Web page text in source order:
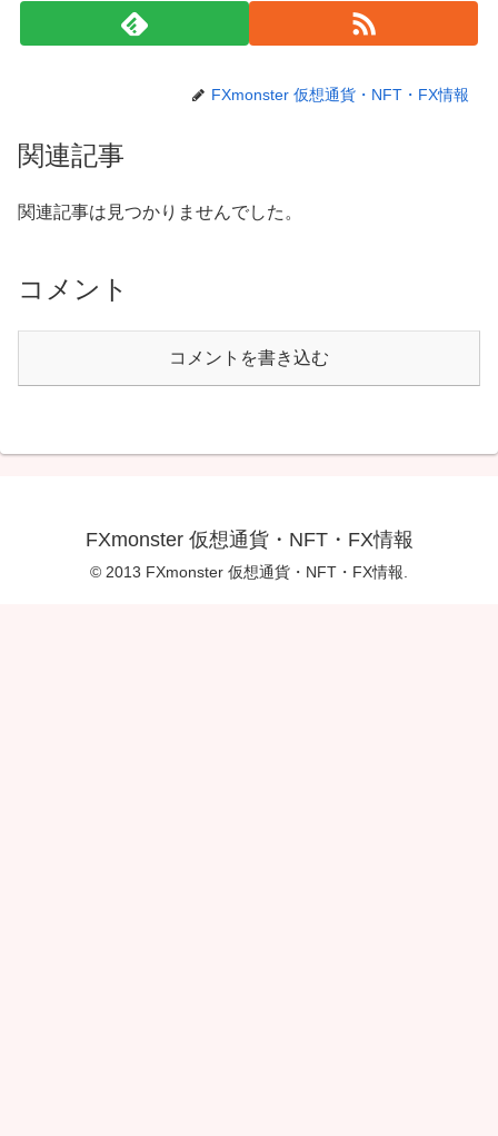
FXmonster 仮想通貨・NFT・FX情報
関連記事
関連記事は見つかりませんでした。
コメント
コメントを書き込む
FXmonster 仮想通貨・NFT・FX情報
© 2013 FXmonster 仮想通貨・NFT・FX情報.